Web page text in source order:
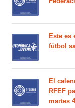
Este es
fútbol
El
RFEF
martes